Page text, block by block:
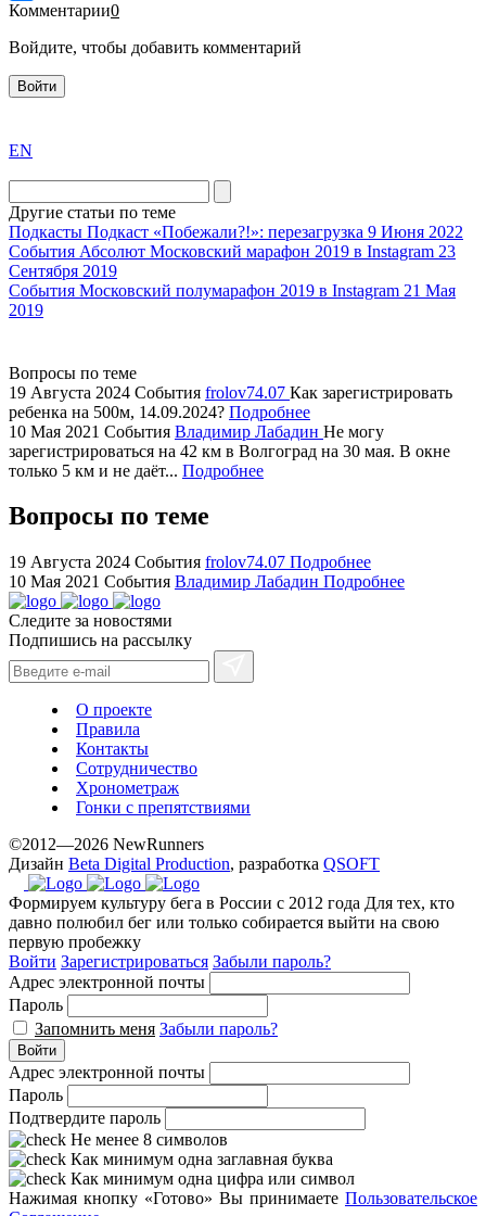
Комментарии0
Войдите, чтобы добавить комментарий
Войти
the
division
agent
watch
replica
showcases
substantial
areas.
replica
bvlgari
watches
+maserati
online
cheap
https://ylfactoryrolex.com/
hilarity
exceptional
method.
www.yvessaintlaurent.to
with
prices.
EN
Другие статьи по теме
Подкасты Подкаст «Побежали?!»: перезагрузка 9 Июня 2022
События Абсолют Московский марафон 2019 в Instagram 23
Сентября 2019
События Московский полумарафон 2019 в Instagram 21 Мая
2019
Вопросы по теме
19 Августа 2024 События frolov74.07 Как зарегистрировать
ребенка на 500м, 14.09.2024? Подробнее
10 Мая 2021 События Владимир Лабадин Не могу
зарегистрироваться на 42 км в Волгоград на 30 мая. В окне
только 5 км и не даёт... Подробнее
Вопросы по теме
19 Августа 2024 События frolov74.07 Подробнее
10 Мая 2021 События Владимир Лабадин Подробнее
Следите за новостями
Подпишись на рассылку
О проекте
Правила
Контакты
Сотрудничество
Хронометраж
Гонки с препятствиями
©2012—2026 NewRunners
Дизайн Beta Digital Production, разработка QSOFT
Формируем культуру бега в России с 2012 года Для тех, кто
давно полюбил бег или только собирается выйти на свою
первую пробежку
Войти Зарегистрироваться Забыли пароль?
Адрес электронной почты
Пароль
Запомнить меня Забыли пароль?
Войти
Адрес электронной почты
Пароль
Подтвердите пароль
Не менее 8 символов
Как минимум одна заглавная буква
Как минимум одна цифра или символ
Нажимая кнопку «Готово» Вы принимаете Пользовательское